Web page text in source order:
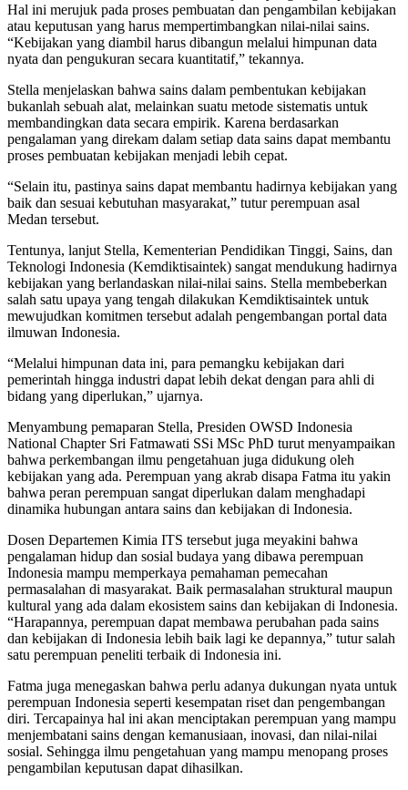
Hal ini merujuk pada proses pembuatan dan pengambilan kebijakan
atau keputusan yang harus mempertimbangkan nilai-nilai sains.
“Kebijakan yang diambil harus dibangun melalui himpunan data
nyata dan pengukuran secara kuantitatif,” tekannya.
Stella menjelaskan bahwa sains dalam pembentukan kebijakan
bukanlah sebuah alat, melainkan suatu metode sistematis untuk
membandingkan data secara empirik. Karena berdasarkan
pengalaman yang direkam dalam setiap data sains dapat membantu
proses pembuatan kebijakan menjadi lebih cepat.
“Selain itu, pastinya sains dapat membantu hadirnya kebijakan yang
baik dan sesuai kebutuhan masyarakat,” tutur perempuan asal
Medan tersebut.
Tentunya, lanjut Stella, Kementerian Pendidikan Tinggi, Sains, dan
Teknologi Indonesia (Kemdiktisaintek) sangat mendukung hadirnya
kebijakan yang berlandaskan nilai-nilai sains. Stella membeberkan
salah satu upaya yang tengah dilakukan Kemdiktisaintek untuk
mewujudkan komitmen tersebut adalah pengembangan portal data
ilmuwan Indonesia.
“Melalui himpunan data ini, para pemangku kebijakan dari
pemerintah hingga industri dapat lebih dekat dengan para ahli di
bidang yang diperlukan,” ujarnya.
Menyambung pemaparan Stella, Presiden OWSD Indonesia
National Chapter Sri Fatmawati SSi MSc PhD turut menyampaikan
bahwa perkembangan ilmu pengetahuan juga didukung oleh
kebijakan yang ada. Perempuan yang akrab disapa Fatma itu yakin
bahwa peran perempuan sangat diperlukan dalam menghadapi
dinamika hubungan antara sains dan kebijakan di Indonesia.
Dosen Departemen Kimia ITS tersebut juga meyakini bahwa
pengalaman hidup dan sosial budaya yang dibawa perempuan
Indonesia mampu memperkaya pemahaman pemecahan
permasalahan di masyarakat. Baik permasalahan struktural maupun
kultural yang ada dalam ekosistem sains dan kebijakan di Indonesia.
“Harapannya, perempuan dapat membawa perubahan pada sains
dan kebijakan di Indonesia lebih baik lagi ke depannya,” tutur salah
satu perempuan peneliti terbaik di Indonesia ini.
Fatma juga menegaskan bahwa perlu adanya dukungan nyata untuk
perempuan Indonesia seperti kesempatan riset dan pengembangan
diri. Tercapainya hal ini akan menciptakan perempuan yang mampu
menjembatani sains dengan kemanusiaan, inovasi, dan nilai-nilai
sosial. Sehingga ilmu pengetahuan yang mampu menopang proses
pengambilan keputusan dapat dihasilkan.